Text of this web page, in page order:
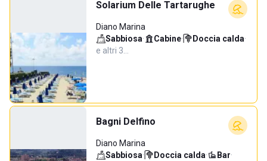
Solarium Delle Tartarughe
Diano Marina
Sabbiosa· Cabine· Doccia calda·
e altri 3…
Bagni Delfino
Diano Marina
Sabbiosa· Doccia calda· Bar·